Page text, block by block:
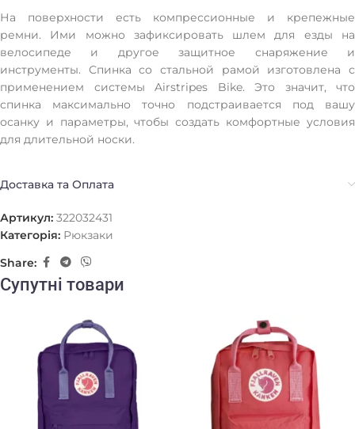
На поверхности есть компрессионные и крепежные
ремни. Ими можно зафиксировать шлем для езды на
велосипеде и другое защитное снаряжение и
инструменты. Спинка со стальной рамой изготовлена с
применением системы Airstripes Bike. Это значит, что
спинка максимально точно подстраивается под вашу
осанку и параметры, чтобы создать комфортные условия
для длительной носки.
Доставка та Оплата
Артикул: 322032431
Категорія: Рюкзаки
Share:
Супутні товари